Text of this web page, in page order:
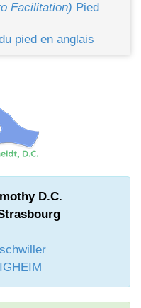
Facilitation) Pied
pied en anglais
D.C.